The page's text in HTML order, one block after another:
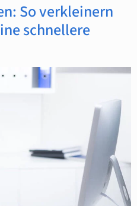
So verkleinern
schnellere